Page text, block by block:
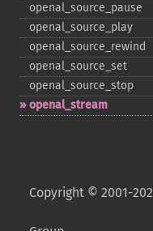
openal_​source_​pause
openal_​source_​play
openal_​source_​rewind
openal_​source_​set
openal_​source_​stop
openal_​stream
Copyright © 2001-